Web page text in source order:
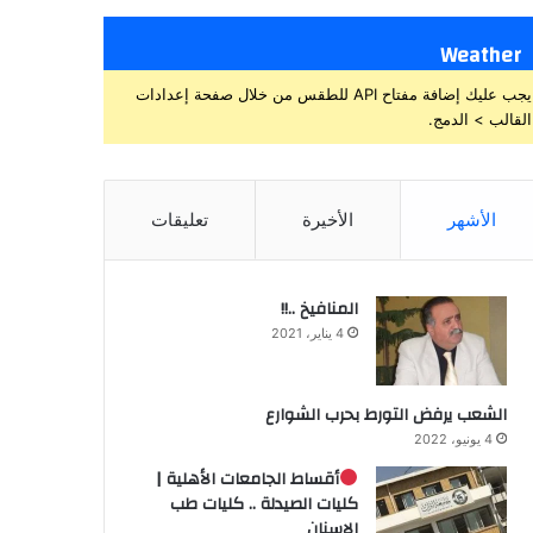
Weather
يجب عليك إضافة مفتاح API للطقس من خلال صفحة إعدادات
القالب > الدمج.
الأشهر الأخيرة تعليقات
المنافيخ ..!!
4 يناير، 2021
الشعب يرفض التورط بحرب الشوارع
4 يونيو، 2022
أقساط الجامعات الأهلية |
كليات الصيدلة .. كليات طب